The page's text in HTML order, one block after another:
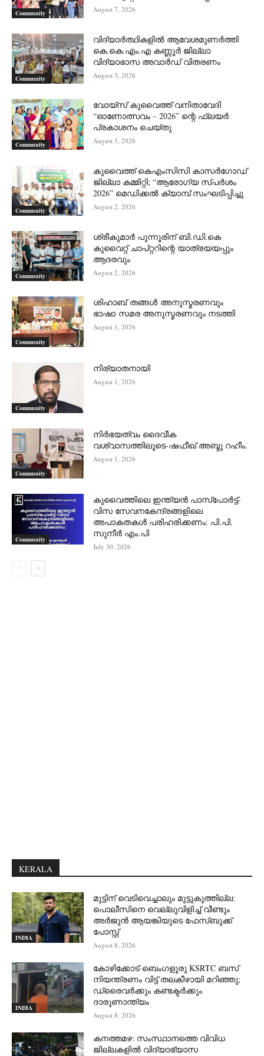
Community August 7, 2026
Community
വിദ്യാർത്ഥികളിൽ ആവേശമുണർത്തി
കെ.കെ.എം.എ കണ്ണൂർ ജില്ലാ
വിദ്യാഭാസ അവാർഡ് വിതരണം
August 3, 2026
Community
വോയ്സ് കുവൈത്ത് വനിതാവേദി
“ഓണോത്സവം – 2026” ന്റെ ഫ്ലയർ
പ്രകാശനം ചെയ്തു
August 3, 2026
Community
കുവൈത്ത് കെഎംസിസി കാസർഗോഡ്
ജില്ലാ കമ്മിറ്റി; “ആരോഗ്യ സ്പർശം
2026” മെഡിക്കൽ ക്യാമ്പ് സംഘടിപ്പിച്ചു
August 2, 2026
Community
ശ്രീകുമാർ പുന്നൂരിന് ബി.ഡി.കെ
കുവൈറ്റ് ചാപ്റ്ററിന്റെ യാത്രയയപ്പും
ആദരവും
August 2, 2026
Community
ശിഹാബ് തങ്ങൾ അനുസ്മരണവും
ഭാഷാ സമര അനുസ്മരണവും നടത്തി
August 1, 2026
Community
നിര്യാതനായി
August 1, 2026
Community
നിർഭയത്വം ദൈവീക
വശ്വാസത്തിലൂടെ-ഷഫീഖ് അബ്ദു റഹീം.
August 1, 2026
Community
കുവൈത്തിലെ ഇന്ത്യൻ പാസ്‌പോർട്ട്-
വിസ സേവനകേന്ദ്രങ്ങളിലെ
അപാകതകൾ പരിഹരിക്കണം: പി.പി.
സുനീർ എം.പി
July 30, 2026
KERALA
INDIA
മുട്ടിന് വെടിവെച്ചാലും മുട്ടുകുത്തില്ല:
പൊലീസിനെ വെല്ലുവിളിച്ച് വീണ്ടും
അർജുൻ ആയങ്കിയുടെ ഫേസ്ബുക്ക്
പോസ്റ്റ്
August 8, 2026
INDIA
കോഴിക്കോട്-ബെംഗളൂരു KSRTC ബസ്
നിയന്ത്രണം വിട്ട് തലകീഴായി മറിഞ്ഞു;
ഡ്രെെവർക്കും കണ്ടക്ടർക്കും
ദാരുണാന്ത്യം
August 8, 2026
കനത്തമഴ: സംസ്ഥാനത്തെ വിവിധ
ജില്ലകളിൽ വിദ്യാഭ്യാസ